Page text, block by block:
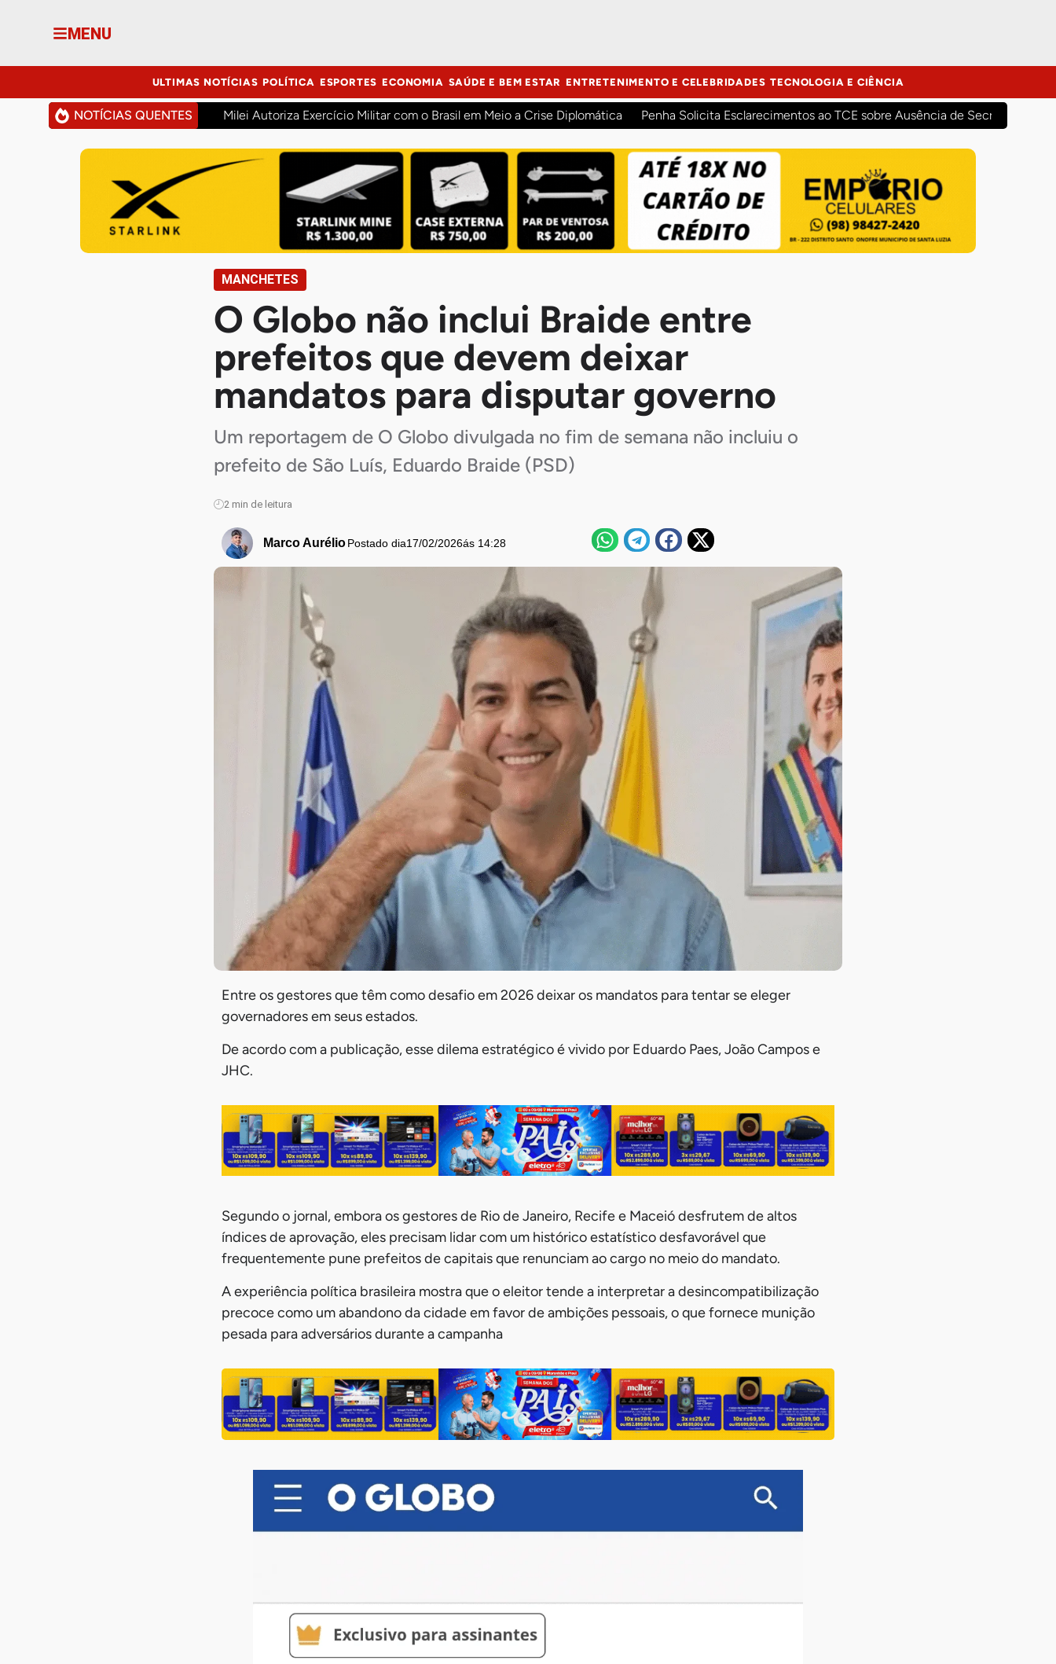
MENU
ULTIMAS NOTÍCIAS POLÍTICA ESPORTES ECONOMIA SAÚDE E BEM ESTAR ENTRETENIMENTO E CELEBRIDADES TECNOLOGIA E CIÊNCIA
NOTÍCIAS QUENTES Milei Autoriza Exercício Militar com o Brasil em Meio a Crise Diplomática Penha Solicita Esclarecimentos ao TCE sobre Ausência de Secretários
MANCHETES
O Globo não inclui Braide entre
prefeitos que devem deixar
mandatos para disputar governo
Um reportagem de O Globo divulgada no fim de semana não incluiu o
prefeito de São Luís, Eduardo Braide (PSD)
2 min de leitura
Marco Aurélio Postado dia17/02/2026ás 14:28
Entre os gestores que têm como desafio em 2026 deixar os mandatos para tentar se eleger
governadores em seus estados.
De acordo com a publicação, esse dilema estratégico é vivido por Eduardo Paes, João Campos e
JHC.
Segundo o jornal, embora os gestores de Rio de Janeiro, Recife e Maceió desfrutem de altos
índices de aprovação, eles precisam lidar com um histórico estatístico desfavorável que
frequentemente pune prefeitos de capitais que renunciam ao cargo no meio do mandato.
A experiência política brasileira mostra que o eleitor tende a interpretar a desincompatibilização
precoce como um abandono da cidade em favor de ambições pessoais, o que fornece munição
pesada para adversários durante a campanha